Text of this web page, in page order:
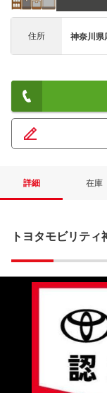
住所 神奈川
詳細 在庫
トヨタモビリテ